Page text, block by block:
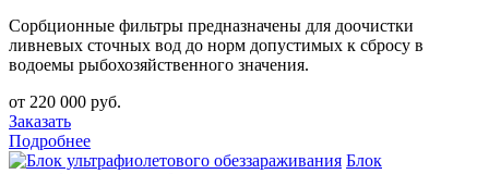
Сорбционные фильтры предназначены для доочистки
ливневых сточных вод до норм допустимых к сбросу в
водоемы рыбохозяйственного значения.
от 220 000 руб.
Заказать
Подробнее
Блок